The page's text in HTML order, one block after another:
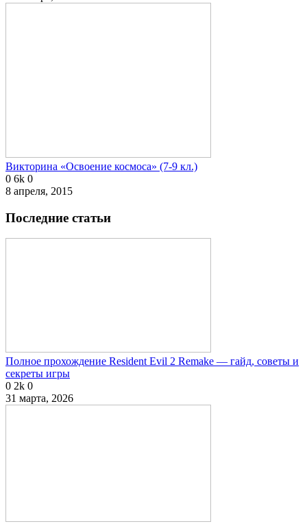
Викторина «Освоение космоса» (7-9 кл.)
0 6k 0
8 апреля, 2015
Последние статьи
Полное прохождение Resident Evil 2 Remake — гайд, советы и
секреты игры
0 2k 0
31 марта, 2026